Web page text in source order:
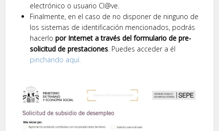
electrónico o usuario Cl@ve.
Finalmente, en el caso de no disponer de ninguno de
los sistemas de identificación mencionados, podrás
hacerlopor Internet a través del formulario de pre-
solicitud de prestaciones. Puedes acceder a él
pinchando aquí.